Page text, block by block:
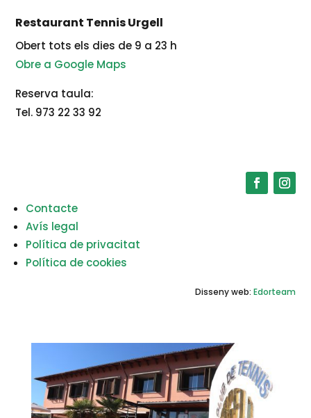
Restaurant Tennis Urgell
Obert tots els dies de 9 a 23 h
Obre a Google Maps
Reserva taula:
Tel. 973 22 33 92
Contacte
Avís legal
Política de privacitat
Política de cookies
Disseny web: Edorteam